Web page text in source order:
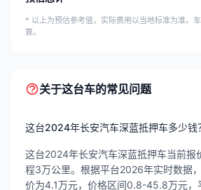
* 以上为预估参考值，实际费用以当地标准为准。
算。
关于这台车的常见问题
这台2024年长安汽车深蓝抵押车多少钱
这台2024年长安汽车深蓝抵押车当前报
程3万公里。根据平台2026年实时数据
价为4.1万元，价格区间0.8-45.8万元，